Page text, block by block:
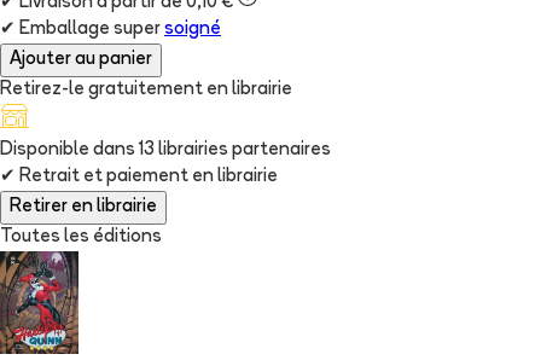
✔ Emballage super soigné
Ajouter au panier
Retirez-le gratuitement en librairie
Disponible dans 13 librairies partenaires
✔ Retrait et paiement en librairie
Retirer en librairie
Toutes les éditions